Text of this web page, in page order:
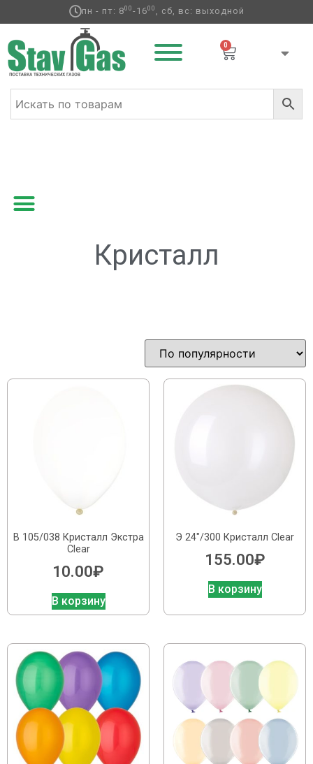
пн - пт: 800-1600 , сб, вс: выходной
0
Кристалл
В 105/038 Кристалл Экстра
Clear
10.00₽
В корзину
Э 24″/300 Кристалл Clear
155.00₽
В корзину